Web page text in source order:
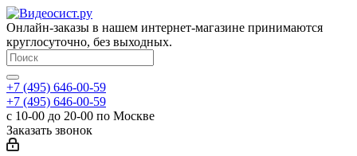
Онлайн-заказы в нашем интернет-магазине принимаются
круглосуточно, без выходных.
+7 (495) 646-00-59
+7 (495) 646-00-59
с 10-00 до 20-00 по Москве
Заказать звонок